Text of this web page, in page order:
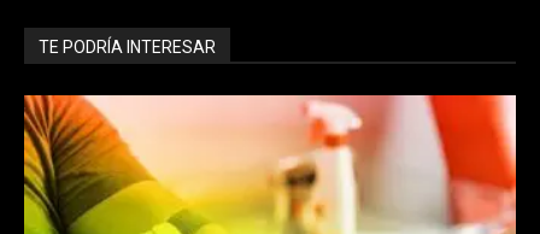
TE PODRÍA INTERESAR